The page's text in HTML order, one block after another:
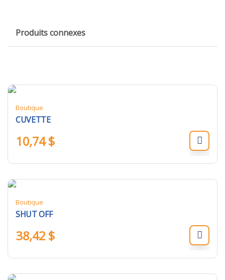
Produits connexes
Boutique
CUVETTE
10,74$
Boutique
SHUT OFF
38,42 $